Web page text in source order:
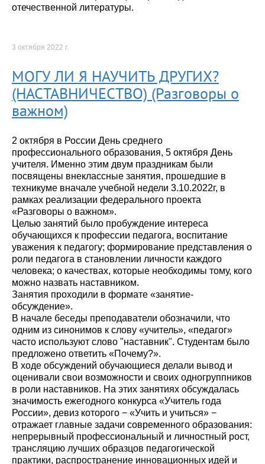
отечественной литературы.
3 октября 2022 г.
МОГУ ЛИ Я НАУЧИТЬ ДРУГИХ?
(НАСТАВНИЧЕСТВО) (Разговоры о
важном)
2 октября в России День среднего
профессионального образования, 5 октября День
учителя. Именно этим двум праздникам были
посвящены внеклассные занятия, прошедшие в
техникуме вначале учебной недели 3.10.2022г, в
рамках реализации федерального проекта
«Разговоры о важном».
Целью занятий было пробуждение интереса
обучающихся к профессии педагога, воспитание
уважения к педагогу; формирование представления о
роли педагога в становлении личности каждого
человека; о качествах, которые необходимы тому, кого
можно назвать наставником.
Занятия проходили в формате «занятие-
обсуждение».
В начале беседы преподаватели обозначили, что
одним из синонимов к слову «учитель», «педагог»
часто используют слово "наставник". Студентам было
предложено ответить «Почему?».
В ходе обсуждений обучающиеся делали вывод и
оценивали свои возможности и своих одногруппников
в роли наставников. На этих занятиях обсуждалась
значимость ежегодного конкурса «Учитель года
России», девиз которого − «Учить и учиться» −
отражает главные задачи современного образования:
непрерывный профессиональный и личностный рост,
трансляцию лучших образцов педагогической
практики, распространение инновационных идей и